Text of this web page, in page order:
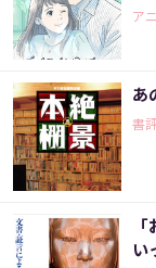
ア
あ
書
い